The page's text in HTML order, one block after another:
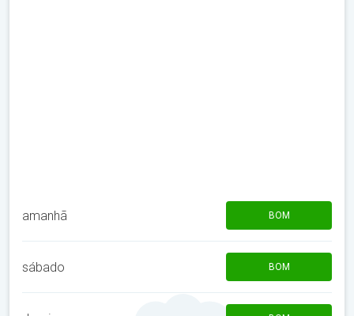
amanhã BOM
sábado BOM